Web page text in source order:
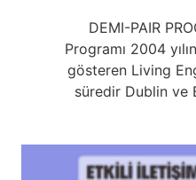
DEMI-PAIR
Programı 2004
gösteren Living
süredir Dublin ve